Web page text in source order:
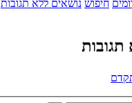
חיפוש נושאים ללא תגובות
תגובות